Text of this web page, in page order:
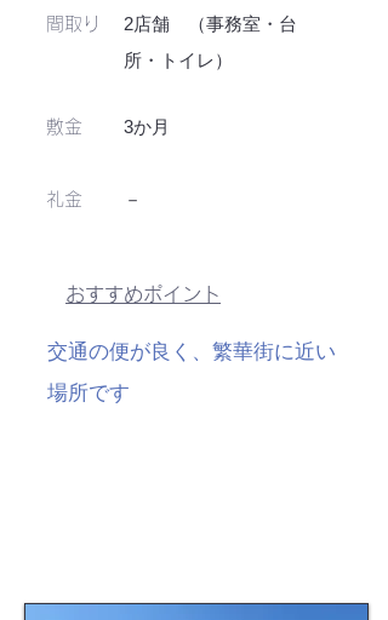
​間取り
2店舗 （事務室・台
所・トイレ）
敷金
​礼金
3か月
－
おすすめポイント
交通の便が良く、繁華街に近い
場所です